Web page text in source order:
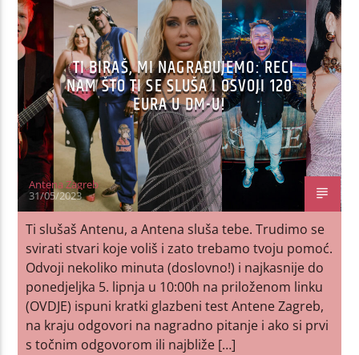
TI BIRAŠ, MI NAGRAĐUJEMO: RECI
NAM ŠTO TI SE SLUŠA I OSVOJI 120
EURA U DM-U!
Antena Zagreb
31/05/2023
Ti slušaš Antenu, a Antena sluša tebe. Trudimo se
svirati stvari koje voliš i zato trebamo tvoju pomoć.
Odvoji nekoliko minuta (doslovno!) i najkasnije do
ponedjeljka 5. lipnja u 10:00h na priloženom linku
(OVDJE) ispuni kratki glazbeni test Antene Zagreb,
na kraju odgovori na nagradno pitanje i ako si prvi
s točnim odgovorom ili najbliže […]